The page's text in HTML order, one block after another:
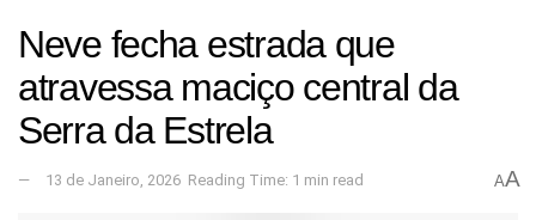
Neve fecha estrada que
atravessa maciço central da
Serra da Estrela
13 de Janeiro, 2026 Reading Time: 1 min read AA